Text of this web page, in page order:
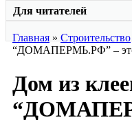
Для читателей
Главная » Строительство
“ДОМАПЕРМЬ.РФ” –
Дом из